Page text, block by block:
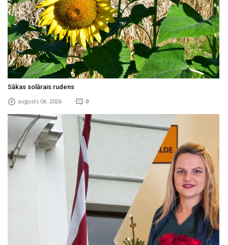
Sākas solārais rudens
augusts 06 , 2026 0